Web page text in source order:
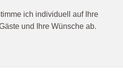
ich individuell auf Ihre
und Ihre Wünsche ab.